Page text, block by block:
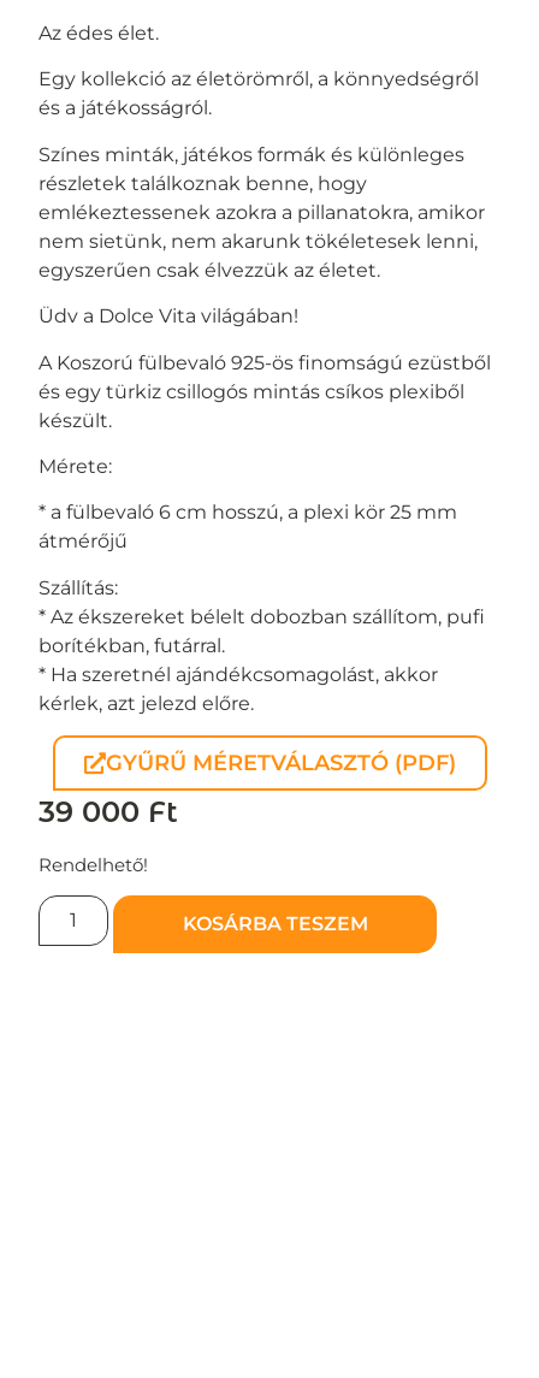
Az édes élet.
Egy kollekció az életörömről, a könnyedségről
és a játékosságról.
Színes minták, játékos formák és különleges
részletek találkoznak benne, hogy
emlékeztessenek azokra a pillanatokra, amikor
nem sietünk, nem akarunk tökéletesek lenni,
egyszerűen csak élvezzük az életet.
Üdv a Dolce Vita világában!
A Koszorú fülbevaló 925-ös finomságú ezüstből
és egy türkiz csillogós mintás csíkos plexiből
készült.
Mérete:
* a fülbevaló 6 cm hosszú, a plexi kör 25 mm
átmérőjű
Szállítás:
* Az ékszereket bélelt dobozban szállítom, pufi
borítékban, futárral.
* Ha szeretnél ajándékcsomagolást, akkor
kérlek, azt jelezd előre.
GYŰRŰ MÉRETVÁLASZTÓ (PDF)
39 000 Ft
Rendelhető!
KOSÁRBA TESZEM